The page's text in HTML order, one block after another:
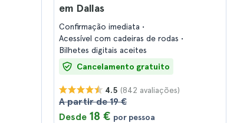
em Dallas
Confirmação imediata
Acessível com cadeiras de rodas
Bilhetes digitais aceites
Cancelamento gratuito
4.5 (842 avaliações)
A partir de 19 €
Desde 18 € por pessoa